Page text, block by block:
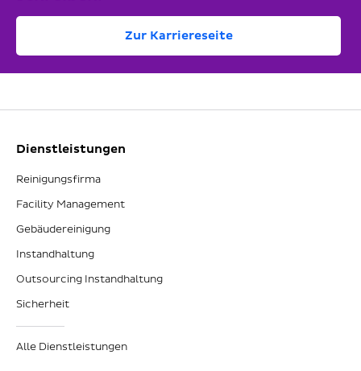
Zur Karriereseite
Dienstleistungen
Reinigungsfirma
Facility Management
Gebäudereinigung
Instandhaltung
Outsourcing Instandhaltung
Sicherheit
Alle Dienstleistungen